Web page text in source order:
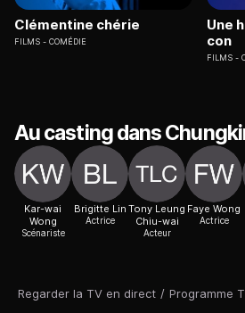
Regarder la TV en direct / Programme
Clémentine chérie
FILMS COMÉDIE
Une
con
FILMS
Au casting dans
Kar-wai
Wong
Scénariste
Brigitte Lin
Actrice
Tony Leung
Chiu-wai
Acteur
Faye Wong
Actrice